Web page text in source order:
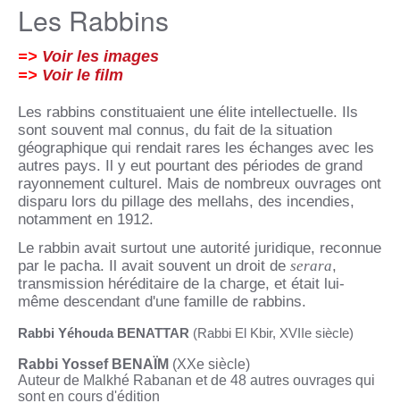
Les Rabbins
=> Voir les images
=> Voir le film
Les rabbins constituaient une élite intellectuelle. Ils
sont souvent mal connus, du fait de la situation
géographique qui rendait rares les échanges avec les
autres pays. Il y eut pourtant des périodes de grand
rayonnement culturel. Mais de nombreux ouvrages ont
disparu lors du pillage des mellahs, des incendies,
notamment en 1912.
Le rabbin avait surtout une autorité juridique, reconnue
par le pacha. Il avait souvent un droit de serara,
transmission héréditaire de la charge, et était lui-
même descendant d'une famille de rabbins.
Rabbi Yéhouda BENATTAR (Rabbi El Kbir, XVIIe siècle)
Rabbi Yossef BENAÏM (XXe siècle)
Auteur de Malkhé Rabanan et de 48 autres ouvrages qui
sont en cours d'édition